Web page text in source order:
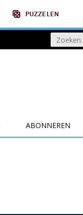
PUZZELEN
ABONNEREN